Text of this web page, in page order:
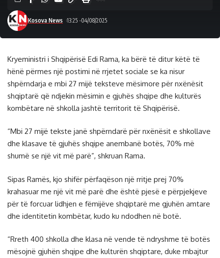
Kosova News 13:25 -04/08/2025
Kryeministri i Shqipërisë Edi Rama, ka bërë të ditur këtë të
hënë përmes një postimi në rrjetet sociale se ka nisur
shpërndarja e mbi 27 mijë teksteve mësimore për nxënësit
shqiptarë që ndjekin mësimin e gjuhës shqipe dhe kulturës
kombëtare në shkolla jashtë territorit të Shqipërisë.
“Mbi 27 mijë tekste janë shpërndarë për nxënësit e shkollave
dhe klasave të gjuhës shqipe anembanë botës, 70% më
shumë se një vit më parë”, shkruan Rama.
Sipas Ramës, kjo shifër përfaqëson një rritje prej 70%
krahasuar me një vit më parë dhe është pjesë e përpjekjeve
për të forcuar lidhjen e fëmijëve shqiptarë me gjuhën amtare
dhe identitetin kombëtar, kudo ku ndodhen në botë.
“Rreth 400 shkolla dhe klasa në vende të ndryshme të botës
mësojnë gjuhën shqipe dhe kulturën shqiptare, duke mbajtur